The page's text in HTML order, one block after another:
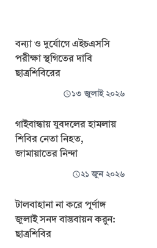
বন্যা ও দুর্যোগে এইচএসসি
পরীক্ষা স্থগিতের দাবি
ছাত্রশিবিরের
১৩ জুলাই ২০২৬
গাইবান্ধায় যুবদলের হামলায়
শিবির নেতা নিহত,
জামায়াতের নিন্দা
২১ জুন ২০২৬
টালবাহানা না করে পূর্ণাঙ্গ
জুলাই সনদ বাস্তবায়ন করুন:
ছাত্রশিবির